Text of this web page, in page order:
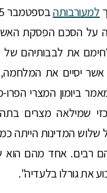
למעורבותה
על הסכם הפסקת
את לבבותיהם של
יסיים את המלחמה,
ביומון המצרי
שמילאה מצרים
המדינות הייתה
כ-40 ימים – הם רבים. אחד
את גורלו בלעדיה".